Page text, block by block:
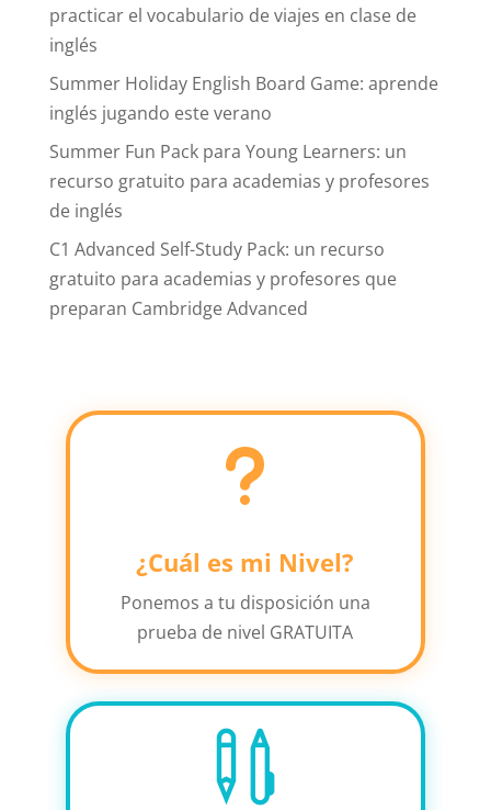
practicar el vocabulario de viajes en clase de
inglés
Summer Holiday English Board Game: aprende
inglés jugando este verano
Summer Fun Pack para Young Learners: un
recurso gratuito para academias y profesores
de inglés
C1 Advanced Self-Study Pack: un recurso
gratuito para academias y profesores que
preparan Cambridge Advanced
u
¿Cuál es mi Nivel?
Ponemos a tu disposición una
prueba de nivel GRATUITA
